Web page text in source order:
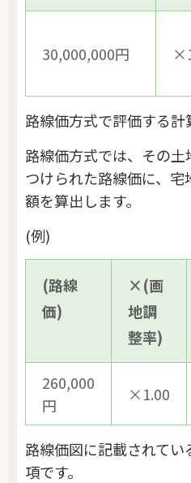
30,000,000円
路線価方式で評価する計
路線価方式では、その
つけられた路線価に、
額を算出します。
(例)
(路線
価)
×(画
地調
整率)
260,000
円
×1.00
路線価図に記載されて
項です。